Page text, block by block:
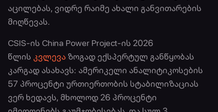
აცილებას, ვიდრე რაიმე ახალი განვითარების
მიღწევას.
CSIS-ის China Power Project-ის 2026
წლის კვლევა ზოგად ექსპერტულ განწყობას
კარგად ასახავს: ამერიკელი ანალიტიკოსების
57 პროცენტი ურთიერთობის სტაბილიზაციას
ვერ ხედავს, მხოლოდ 26 პროცენტი